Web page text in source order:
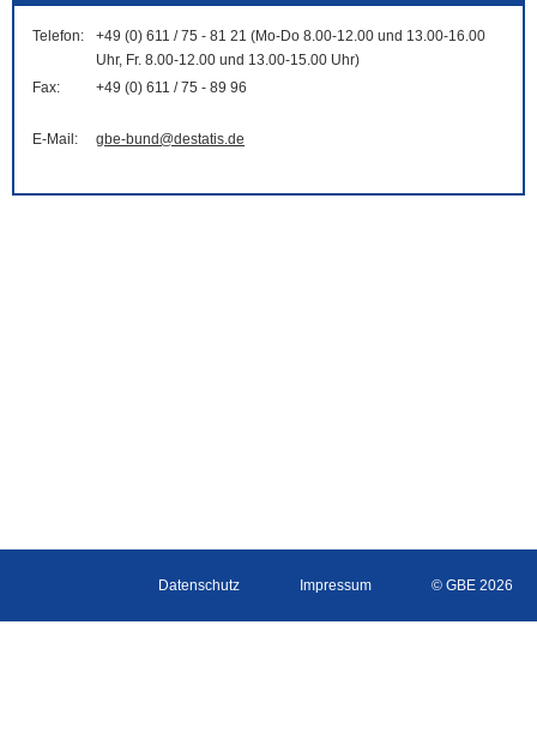
Telefon:
+49 (0) 611 / 75 - 81 21 (Mo-Do 8.00-12.00 und 13.00-16.00
Uhr, Fr. 8.00-12.00 und 13.00-15.00 Uhr)
Fax:
+49 (0) 611 / 75 - 89 96
E-Mail: gbe-bund@destatis.de
Datenschutz Impressum © GBE 2026